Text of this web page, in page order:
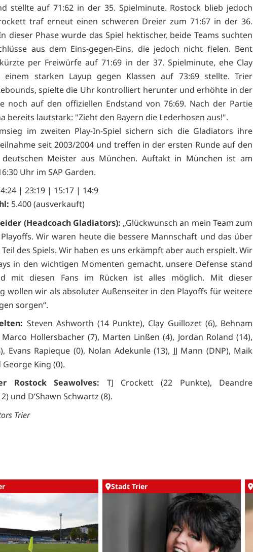
stellte auf 71:62 in der 35. Spielminute. Rostock blieb jedoch
traf erneut einen schweren Dreier zum 71:67 in der 36.
dieser Phase wurde das Spiel hektischer, beide Teams suchten
aus dem Eins-gegen-Eins, die jedoch nicht fielen. Bent
per Freiwürfe auf 71:69 in der 37. Spielminute, ehe Clay
einem starken Layup gegen Klassen auf 73:69 stellte. Trier
spielte die Uhr kontrolliert herunter und erhöhte in der
noch auf den offiziellen Endstand von 76:69. Nach der Partie
bereits lautstark: "Zieht den Bayern die Lederhosen aus!".
im zweiten Play-In-Spiel sichern sich die Gladiators ihre
seit 2003/2004 und treffen in der ersten Runde auf den
Meister aus München. Auftakt in München ist am
Uhr im SAP Garden.
| 23:19 | 15:17 | 14:9
5.400 (ausverkauft)
(Headcoach Gladiators): „Glückwunsch an mein Team zum
Wir waren heute die bessere Mannschaft und das über
des Spiels. Wir haben es uns erkämpft aber auch erspielt. Wir
in den wichtigen Momenten gemacht, unsere Defense stand
mit diesen Fans im Rücken ist alles möglich. Mit dieser
wollen wir als absoluter Außenseiter in den Playoffs für weitere
sorgen“.
Steven Ashworth (14 Punkte), Clay Guillozet (6), Behnam
Marco Hollersbacher (7), Marten Linßen (4), Jordan Roland (14),
Evans Rapieque (0), Nolan Adekunle (13), JJ Mann (DNP), Maik
King (0).
Rostock Seawolves: TJ Crockett (22 Punkte), Deandre
und D’Shawn Schwartz (8).
Trier
Stadt Trier